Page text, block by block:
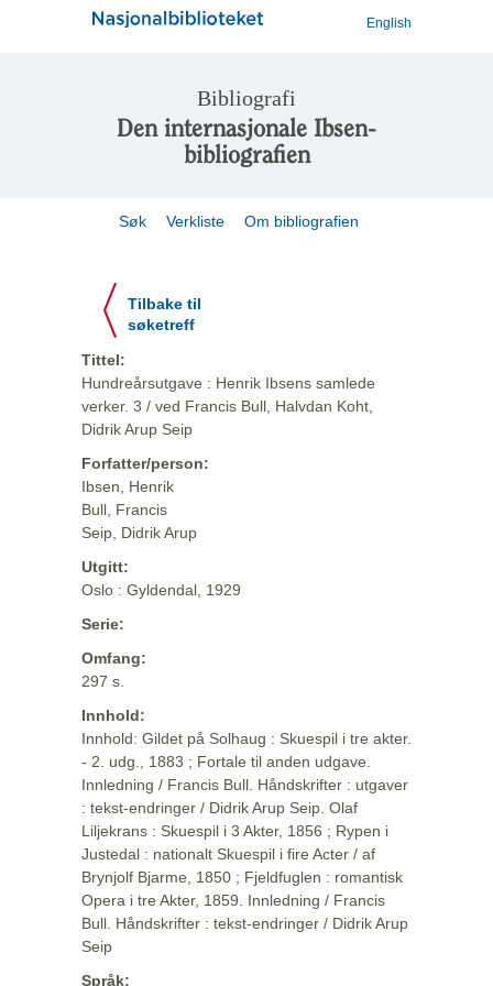
English
Bibliografi
Den internasjonale Ibsen-
bibliografien
Søk Verkliste Om bibliografien
Tilbake til
søketreff
Tittel:
Hundreårsutgave : Henrik Ibsens samlede
verker. 3 / ved Francis Bull, Halvdan Koht,
Didrik Arup Seip
Forfatter/person:
Ibsen, Henrik
Bull, Francis
Seip, Didrik Arup
Utgitt:
Oslo : Gyldendal, 1929
Serie:
Omfang:
297 s.
Innhold:
Innhold: Gildet på Solhaug : Skuespil i tre akter.
- 2. udg., 1883 ; Fortale til anden udgave.
Innledning / Francis Bull. Håndskrifter : utgaver
: tekst-endringer / Didrik Arup Seip. Olaf
Liljekrans : Skuespil i 3 Akter, 1856 ; Rypen i
Justedal : nationalt Skuespil i fire Acter / af
Brynjolf Bjarme, 1850 ; Fjeldfuglen : romantisk
Opera i tre Akter, 1859. Innledning / Francis
Bull. Håndskrifter : tekst-endringer / Didrik Arup
Seip
Språk: